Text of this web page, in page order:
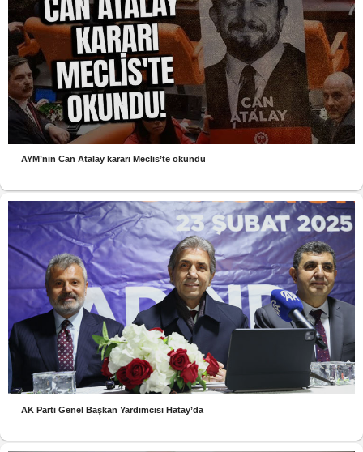
AYM’nin Can Atalay kararı Meclis’te okundu
AK Parti Genel Başkan Yardımcısı Hatay’da